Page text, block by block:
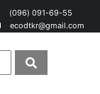
(096) 091-69-55
ecodtkr@gmail.com